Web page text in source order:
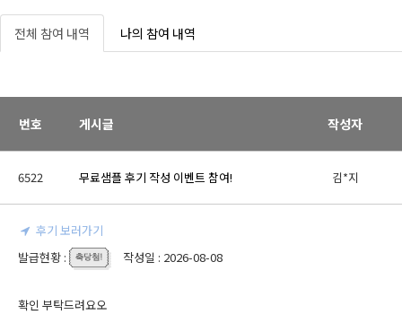
전체 참여 내역 나의 참여 내역
번호 게시글 작성자
6522 무료샘플 후기 작성 이벤트 참여! 김*지
후기 보러가기
발급현황 :
작성일 : 2026-08-08
확인 부탁드려요오